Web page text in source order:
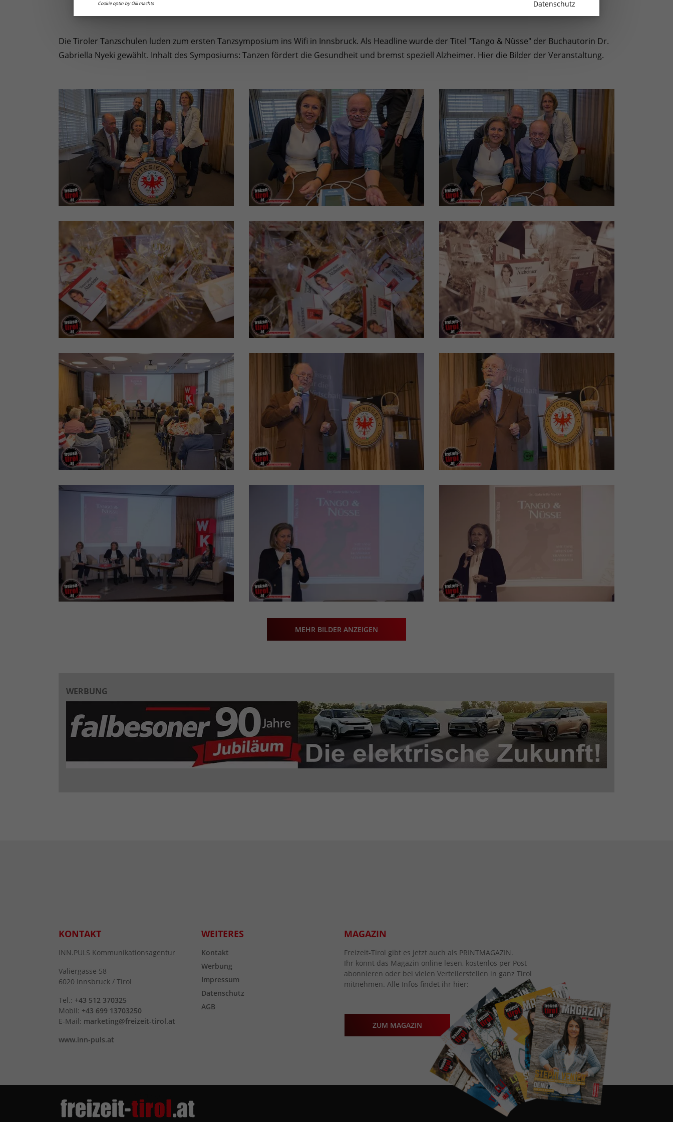
Die Tiroler Tanzschulen luden zum ersten Tanzsymposium ins Wifi in Innsbruck. Als Headline wurde der Titel "Tango & Nüsse" der Buchautorin Dr.
Gabriella Nyeki gewählt. Inhalt des Symposiums: Tanzen fördert die Gesundheit und bremst speziell Alzheimer. Hier die Bilder der Veranstaltung.
MEHR BILDER ANZEIGEN
WERBUNG
KONTAKT
INN.PULS Kommunikationsagentur
Valiergasse 58
6020 Innsbruck / Tirol
Tel.: +43 512 370325
Mobil: +43 699 13703250
E-Mail: marketing@freizeit-tirol.at
www.inn-puls.at
WEITERES
Kontakt
Werbung
Impressum
Datenschutz
AGB
MAGAZIN
Freizeit-Tirol gibt es jetzt auch als PRINTMAGAZIN.
Ihr könnt das Magazin online lesen, kostenlos per Post
abonnieren oder bei vielen Verteilerstellen in ganz Tirol
mitnehmen. Alle Infos findet ihr hier:
ZUM MAGAZIN
Cookie optin by Olli machts Datenschutz